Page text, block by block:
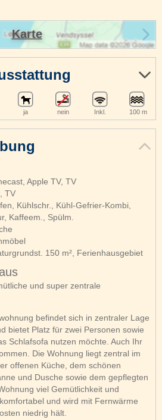
Apple TV, TV
TV
Kühlschr., Kühl-Gefrier-Kombi,
Kaffeem., Spülm.
150 m², Ferienhausgebiet
und super zentrale
befindet sich in zentraler Lage
bietet Platz für zwei Personen sowie
Schlafsofa nutzen möchte. Auch Ihr
Die Wohnung liegt zentral im
offenen Küche, dem schönen
und Dusche sowie dem gepflegten
viel Gemütlichkeit und
und wird mit Fernwärme
niedrig hält.
ja nein Inkl. 100 m
Karte